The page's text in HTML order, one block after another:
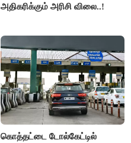
அதிகரிக்கும் அரிசி விலை..!
கொத்தட்டை டோல்கேட்டில்